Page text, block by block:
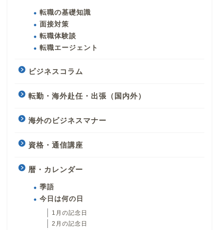
転職の基礎知識
面接対策
転職体験談
転職エージェント
ビジネスコラム
転勤・海外赴任・出張（国内外）
海外のビジネスマナー
資格・通信講座
暦・カレンダー
季語
今日は何の日
1月の記念日
2月の記念日